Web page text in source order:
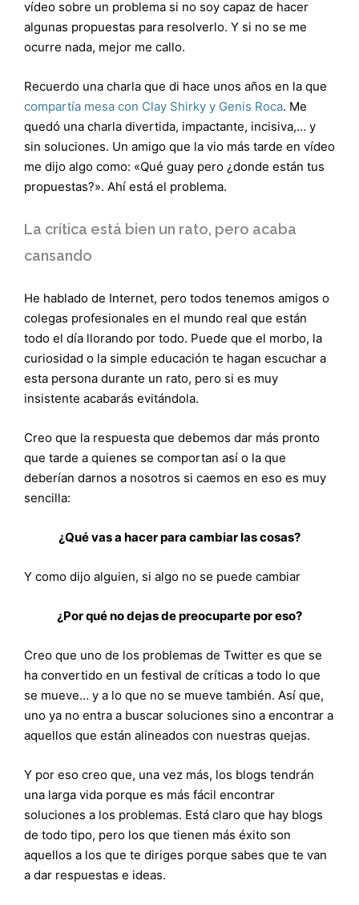
vídeo sobre un problema si no soy capaz de hacer
algunas propuestas para resolverlo. Y si no se me
ocurre nada, mejor me callo.
Recuerdo una charla que di hace unos años en la que
compartía mesa con Clay Shirky y Genis Roca. Me
quedó una charla divertida, impactante, incisiva,… y
sin soluciones. Un amigo que la vio más tarde en vídeo
me dijo algo como: «Qué guay pero ¿donde están tus
propuestas?». Ahí está el problema.
La crítica está bien un rato, pero acaba
cansando
He hablado de Internet, pero todos tenemos amigos o
colegas profesionales en el mundo real que están
todo el día llorando por todo. Puede que el morbo, la
curiosidad o la simple educación te hagan escuchar a
esta persona durante un rato, pero si es muy
insistente acabarás evitándola.
Creo que la respuesta que debemos dar más pronto
que tarde a quienes se comportan así o la que
deberían darnos a nosotros si caemos en eso es muy
sencilla:
¿Qué vas a hacer para cambiar las cosas?
Y como dijo alguien, si algo no se puede cambiar
¿Por qué no dejas de preocuparte por eso?
Creo que uno de los problemas de Twitter es que se
ha convertido en un festival de críticas a todo lo que
se mueve… y a lo que no se mueve también. Así que,
uno ya no entra a buscar soluciones sino a encontrar a
aquellos que están alineados con nuestras quejas.
Y por eso creo que, una vez más, los blogs tendrán
una larga vida porque es más fácil encontrar
soluciones a los problemas. Está claro que hay blogs
de todo tipo, pero los que tienen más éxito son
aquellos a los que te diriges porque sabes que te van
a dar respuestas e ideas.